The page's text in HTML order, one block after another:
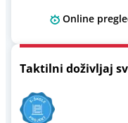
Online
Taktilni doživljaj